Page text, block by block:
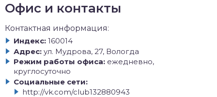
Офис и контакты
Контактная информация:
Индекс: 160014
Адрес: ул. Мудрова, 27, Вологда
Режим работы офиса: ежедневно,
круглосуточно
Социальные сети:
http://vk.com/club132880943